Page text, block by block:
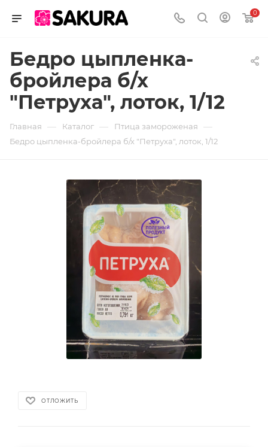
0
Бедро цыпленка-
бройлера б/х
"Петруха", лоток, 1/12
Главная — Каталог — Птица замороженая —
Бедро цыпленка-бройлера б/х "Петруха", лоток, 1/12
ОТЛОЖИТЬ